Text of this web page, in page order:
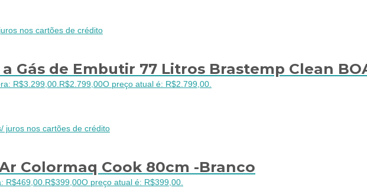
nos cartões de crédito
Gás de Embutir 77 Litros Brastemp Clean
R$3.299,00. R$2.799,00O preço atual é: R$2.799,00.
juros nos cartões de crédito
Colormaq Cook 80cm -Branco
R$469,00. R$399,00O preço atual é: R$399,00.